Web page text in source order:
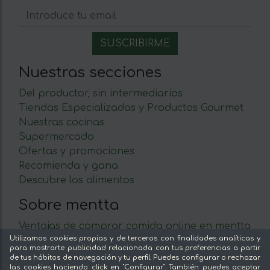
Nuestras secciones
Del productor, sin intermediarios
Tiendas Especializadas y Productos Gourmet
Nuestras cocinas
Supermercado
Ofertas y promociones
Recomienda y gana
Descubre los alimentos
Sobre mentta
Ventajas de comprar comida online en mentta
Conoce mentta
Blog de mentta
Utilizamos cookies propias y de terceros con finalidades analíticas y
para mostrarte publicidad relacionada con tus preferencias a partir
de tus hábitos de navegación y tu perfil. Puedes configurar o rechazar
las cookies haciendo click en "Configurar". También puedes aceptar